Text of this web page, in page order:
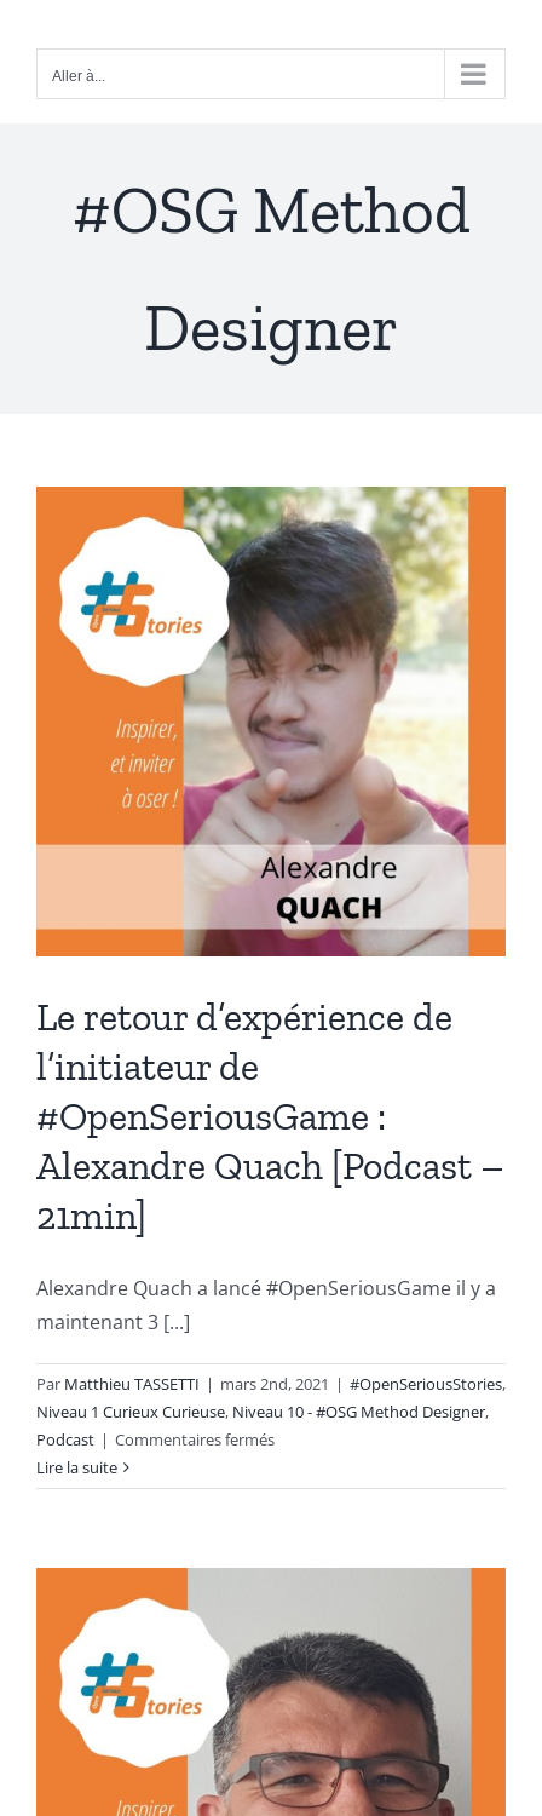
contenuAller à...
#OSG Method
Designer
Le retour d’expérience de
l’initiateur de
#OpenSeriousGame :
Alexandre Quach [Podcast –
21min]
Alexandre Quach a lancé #OpenSeriousGame il y a
maintenant 3 [...]
Par Matthieu TASSETTI | mars 2nd, 2021 | #OpenSeriousStories,
Niveau 1 Curieux Curieuse, Niveau 10 - #OSG Method Designer,
Podcast | Commentaires ferméssur
retour
#OpenSeriousGame
:
Alexandre
Quach
[Podcast
–
21min]
Lire la suite